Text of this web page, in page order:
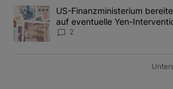
Ein Trendartikel mit dem Titel "US-
US-Finanzministerium
auf eventuelle Yen-
2